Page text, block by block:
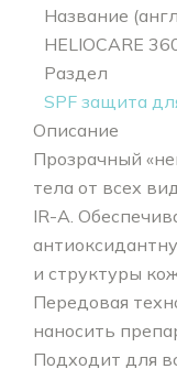
Название
HELIOCARE
Раздел
SPF защита
Описание
Прозрачный
тела от всех
IR-A.
и структуры
Передовая
наносить
Подходит для